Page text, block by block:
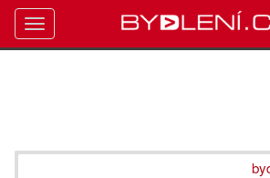
Toggle
navigation